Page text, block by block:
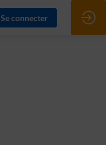
Se connecter